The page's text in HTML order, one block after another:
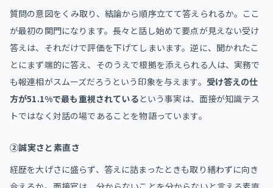
質問の意図をくみ取り、結論から順序立てて答えられるか。ここ
が最初の関門になります。長々と話し始めて要点が見えない受け
答えは、それだけで評価を下げてしまいます。逆に、聞かれたこ
とにまず端的に答え、そのうえで根拠を添えられる人は、実務で
も報連相がスムーズだろうという印象を与えます。 受け答えの仕
方が51.1%で最も重視されているという事実は、面接が知識テス
トではなく対話の場であることを物語っています。
②誠実さと素直さ
経歴を大げさに盛らず、答えに詰まったときも取り繕わずに向き